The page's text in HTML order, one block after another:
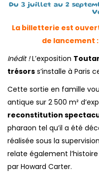
Du 3 juillet au 2
La billetterie est
de lancement :
Inédit !L’exposition
trésors s’installe à Paris
Cette sortie en famille
antique sur 2 500 m²
reconstitution
pharaon tel qu’il a été
réalisée sous la
relate également
par Howard Carter.